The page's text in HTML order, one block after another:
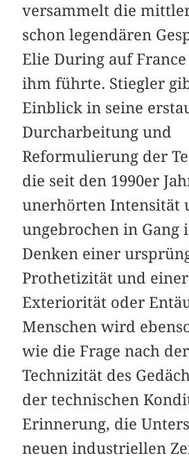
versammelt die
schon legendären
Elie During auf
ihm führte. Stiegler
Einblick in seine
Durcharbeitung und
Reformulierung der
die seit den 1990er
unerhörten Intensität
ungebrochen in Gang
Denken einer
Prothetizität und
Exteriorität oder
Menschen wird
wie die Frage nach
Technizität des
der technischen
Erinnerung, die
neuen industriellen